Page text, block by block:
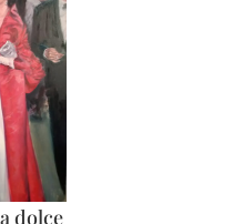
dolce